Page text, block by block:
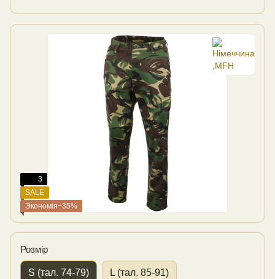
3
SALE
Экономія−35%
Розмір
S (тал. 74-79) L (тал. 85-91)